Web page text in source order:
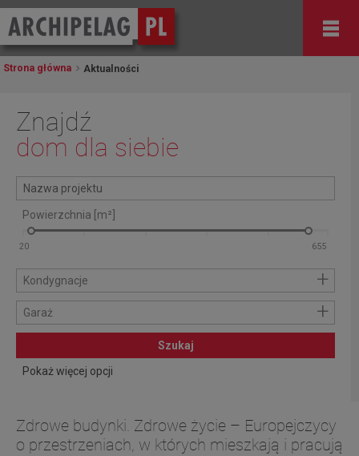
Strona główna Aktualności
Znajdź
dom dla siebie
Powierzchnia [m²]
Kondygnacje +
Garaż +
Szukaj
Pokaż więcej opcji
Zdrowe budynki. Zdrowe życie – Europejczycy
o przestrzeniach, w których mieszkają i pracują